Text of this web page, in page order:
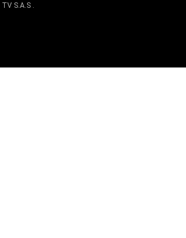
TV S.A.S .